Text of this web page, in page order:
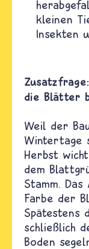
kleinen
Insekten
die Blätter
Weil der
Wintertage
Herbst
dem
Stamm.
Farbe der
Spätestens
schließlich
Boden